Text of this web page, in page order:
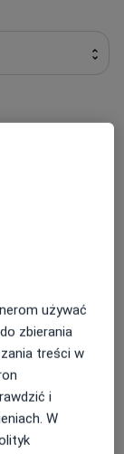
zębów
używać
zbierania
treści w
i
W